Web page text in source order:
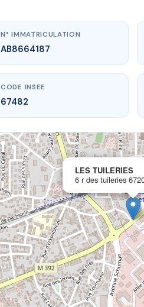
AB8664187
LES TUILERIES
67200 Strasbourg
N° IMMATRICULATION
AB8664187
CODE INSEE
67482
LES TUILERIES
6 r des tuileries